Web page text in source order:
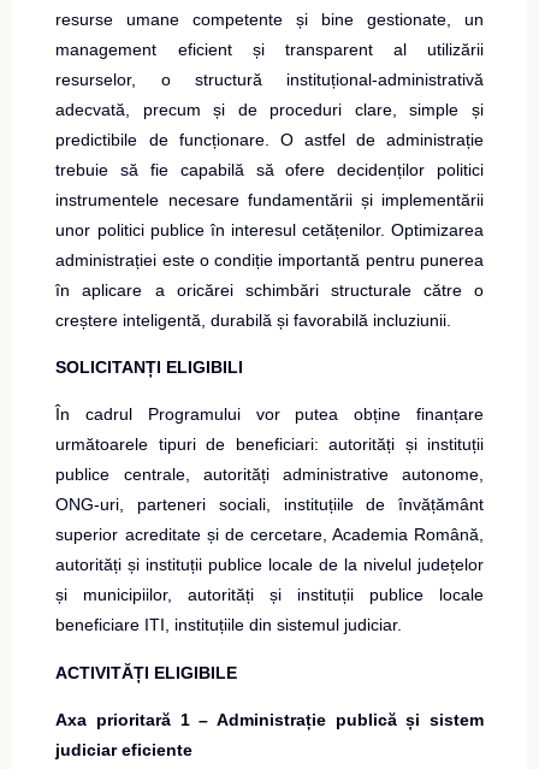
resurse umane competente și bine gestionate, un
management eficient și transparent al utilizării
resurselor, o structură instituțional-administrativă
adecvată, precum și de proceduri clare, simple și
predictibile de funcționare. O astfel de administrație
trebuie să fie capabilă să ofere decidenților politici
instrumentele necesare fundamentării și implementării
unor politici publice în interesul cetățenilor. Optimizarea
administrației este o condiție importantă pentru punerea
în aplicare a oricărei schimbări structurale către o
creștere inteligentă, durabilă și favorabilă incluziunii.
SOLICITANȚI ELIGIBILI
În cadrul Programului vor putea obține finanțare
următoarele tipuri de beneficiari: autorități și instituții
publice centrale, autorități administrative autonome,
ONG-uri, parteneri sociali, instituțiile de învățământ
superior acreditate și de cercetare, Academia Română,
autorități și instituții publice locale de la nivelul județelor
și municipiilor, autorități și instituții publice locale
beneficiare ITI, instituțiile din sistemul judiciar.
ACTIVITĂȚI ELIGIBILE
Axa prioritară 1 – Administrație publică și sistem
judiciar eficiente